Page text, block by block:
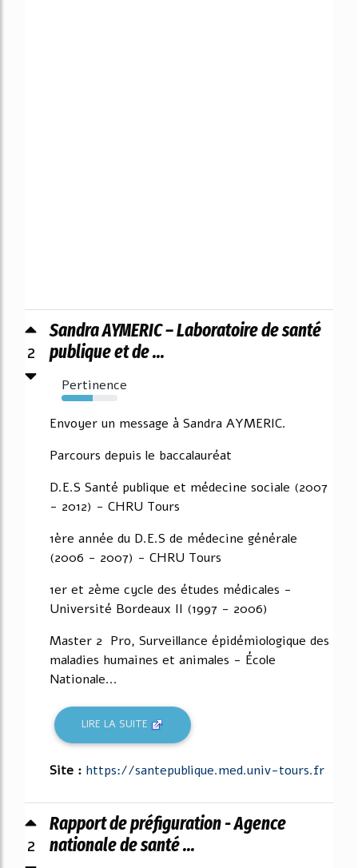
2
Sandra AYMERIC – Laboratoire de santé
publique et de ...
Pertinence
55%
Envoyer un message à Sandra AYMERIC.
Parcours depuis le baccalauréat
D.E.S Santé publique et médecine sociale (2007
- 2012) - CHRU Tours
1ère année du D.E.S de médecine générale
(2006 - 2007) - CHRU Tours
1er et 2ème cycle des études médicales -
Université Bordeaux II (1997 - 2006)
Master 2 Pro, Surveillance épidémiologique des
maladies humaines et animales - École
Nationale...
LIRE LA SUITE
Site : https://santepublique.med.univ-tours.fr
2
Rapport de préfiguration - Agence
nationale de santé ...